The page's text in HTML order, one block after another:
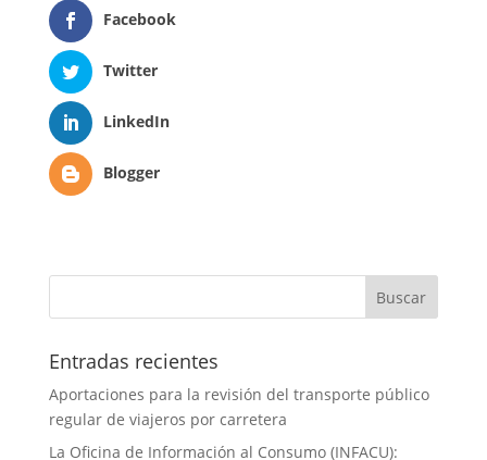
Facebook
Twitter
LinkedIn
Blogger
Entradas recientes
Aportaciones para la revisión del transporte público
regular de viajeros por carretera
La Oficina de Información al Consumo (INFACU):